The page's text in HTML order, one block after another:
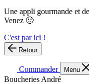
Une appli gourmande et
Venez 🙂
C'est par ici !
Retour
Commander Menu
Boucheries André